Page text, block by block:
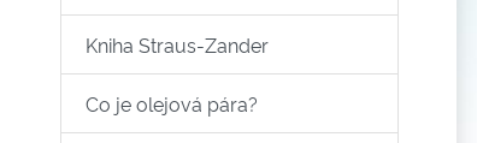
Kniha Straus-Zander
Co je olejová pára?